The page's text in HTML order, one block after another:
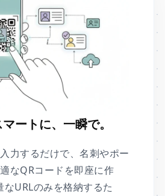
ートに、一瞬で。
力するだけで、名刺やポー
なQRコードを即座に作
なURLのみを格納するた